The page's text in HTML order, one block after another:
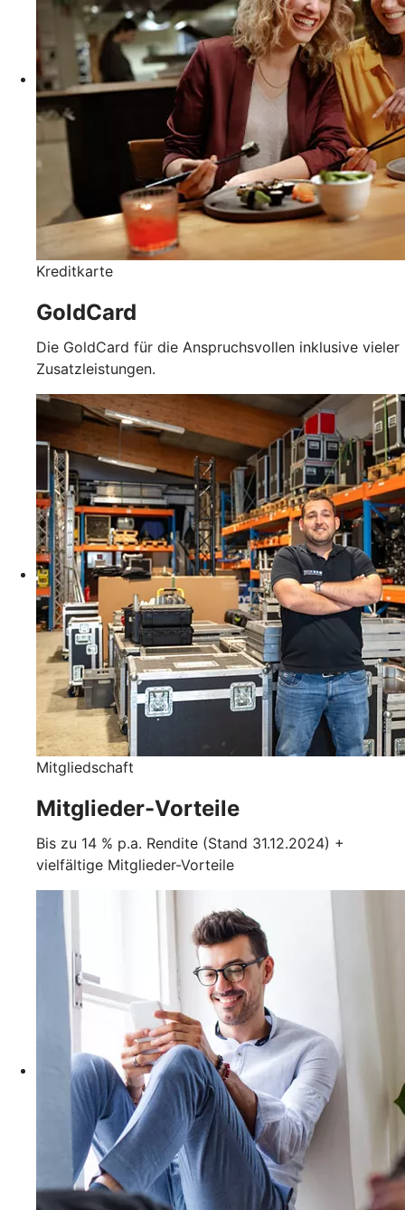
Kreditkarte
GoldCard
Die GoldCard für die Anspruchsvollen inklusive vieler
Zusatzleistungen.
Mitgliedschaft
Mitglieder-Vorteile
Bis zu 14 % p.a. Rendite (Stand 31.12.2024) +
vielfältige Mitglieder-Vorteile